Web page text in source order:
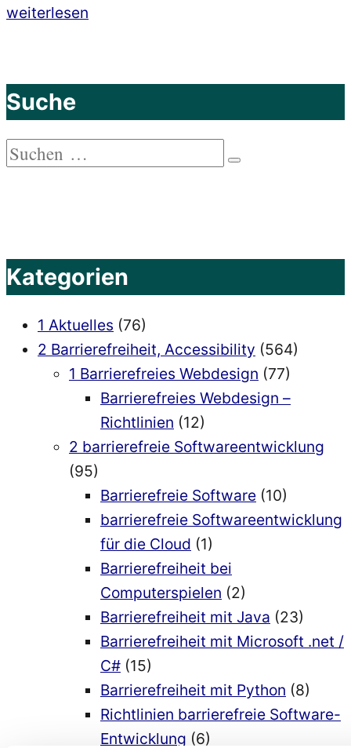
„Barrierefreie
Progressive
Web
App
–
magazin
von
Markus
Lemcke“
weiterlesen
Suche
Suchen
Kategorien
1 Aktuelles (76)
2 Barrierefreiheit, Accessibility (564)
1 Barrierefreies Webdesign (77)
Barrierefreies Webdesign –
Richtlinien (12)
2 barrierefreie Softwareentwicklung
(95)
Barrierefreie Software (10)
barrierefreie Softwareentwicklung
für die Cloud (1)
Barrierefreiheit bei
Computerspielen (2)
Barrierefreiheit mit Java (23)
Barrierefreiheit mit Microsoft .net /
C# (15)
Barrierefreiheit mit Python (8)
Richtlinien barrierefreie Software-
Entwicklung (6)